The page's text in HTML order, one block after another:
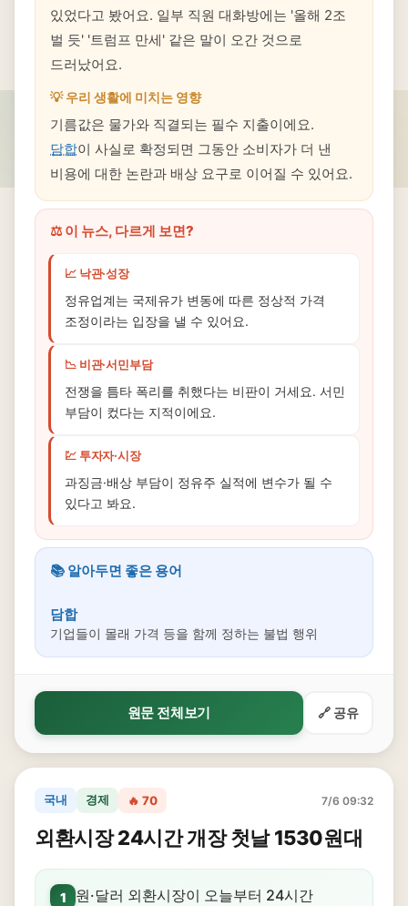
있었다고 봤어요. 일부 직원 대화방에는 '올해 2조
벌 듯' '트럼프 만세' 같은 말이 오간 것으로
드러났어요.
💡 우리 생활에 미치는 영향
기름값은 물가와 직결되는 필수 지출이에요.
담합이 사실로 확정되면 그동안 소비자가 더 낸
비용에 대한 논란과 배상 요구로 이어질 수 있어요.
⚖️ 이 뉴스, 다르게 보면?
📈 낙관·성장
정유업계는 국제유가 변동에 따른 정상적 가격
조정이라는 입장을 낼 수 있어요.
📉 비관·서민부담
전쟁을 틈타 폭리를 취했다는 비판이 거세요. 서민
부담이 컸다는 지적이에요.
💹 투자자·시장
과징금·배상 부담이 정유주 실적에 변수가 될 수
있다고 봐요.
📚 알아두면 좋은 용어
담합
기업들이 몰래 가격 등을 함께 정하는 불법 행위
원문 전체보기 🔗 공유
국내 경제 🔥 70 7/6 09:32
외환시장 24시간 개장 첫날 1530원대
1 원·달러 외환시장이 오늘부터 24시간